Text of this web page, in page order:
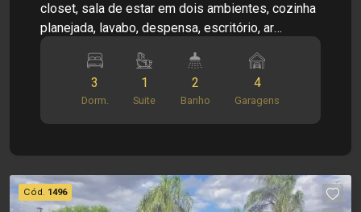
closet, sala de estar em dois ambientes, cozinha
planejada, lavabo, despensa, escritório, ar
quintal, jardim, 4 vagas de garagens, condomínio
oferecendo portaria 24hrs, segurança motorizada,
área de lazer com espaço gourmet, playground,
quadra e piscina.
3
Dorm.
1
Suite
2
Banho
4
Garagens
Cód. 1496